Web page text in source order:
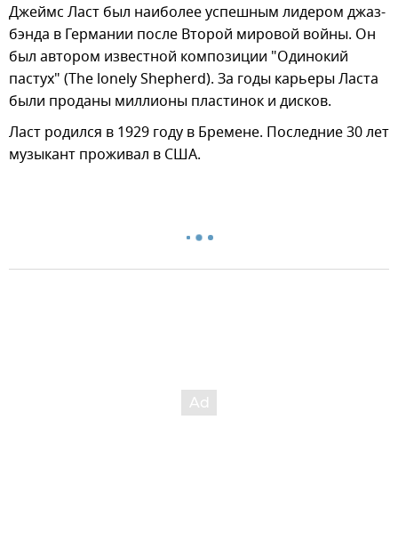
Джеймс Ласт был наиболее успешным лидером джаз-
бэнда в Германии после Второй мировой войны. Он
был автором известной композиции "Одинокий
пастух" (The lonely Shepherd). За годы карьеры Ласта
были проданы миллионы пластинок и дисков.
Ласт родился в 1929 году в Бремене. Последние 30 лет
музыкант проживал в США.